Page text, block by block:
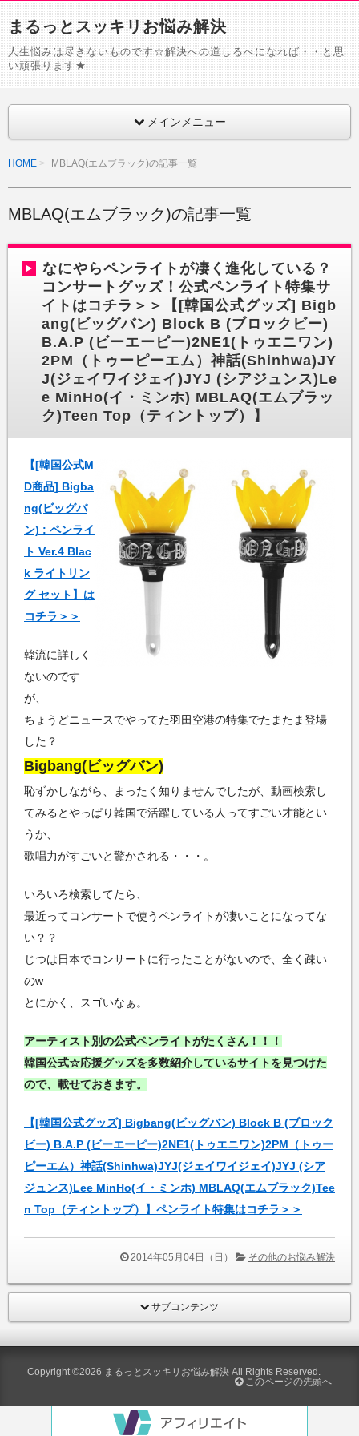
まるっとスッキリお悩み解決
人生悩みは尽きないものです☆解決への道しるべになれば・・と思
い頑張ります★
メインメニュー
HOME MBLAQ(エムブラック)の記事一覧
MBLAQ(エムブラック)の記事一覧
なにやらペンライトが凄く進化している？
コンサートグッズ！公式ペンライト特集サ
イトはコチラ＞＞【[韓国公式グッズ] Bigb
ang(ビッグバン) Block B (ブロックビー)
B.A.P (ビーエーピー)2NE1(トゥエニワン)
2PM（トゥーピーエム）神話(Shinhwa)JY
J(ジェイワイジェイ)JYJ (シアジュンス)Le
e MinHo(イ・ミンホ) MBLAQ(エムブラッ
ク)Teen Top（ティントップ）】
【[韓国公式M
D商品] Bigba
ng(ビッグバ
ン) : ペンライ
ト Ver.4 Blac
k ライトリン
グ セット】は
コチラ＞＞
韓流に詳しく
ないのです
が、
ちょうどニュースでやってた羽田空港の特集でたまたま登場
した？
Bigbang(ビッグバン)
恥ずかしながら、まったく知りませんでしたが、動画検索し
てみるとやっぱり韓国で活躍している人ってすごい才能とい
うか、
歌唱力がすごいと驚かされる・・・。
いろいろ検索してたら、
最近ってコンサートで使うペンライトが凄いことになってな
い？？
じつは日本でコンサートに行ったことがないので、全く疎い
のw
とにかく、スゴいなぁ。
アーティスト別の公式ペンライトがたくさん！！！
韓国公式☆応援グッズを多数紹介しているサイトを見つけた
ので、載せておきます。
【[韓国公式グッズ] Bigbang(ビッグバン) Block B (ブロック
ビー) B.A.P (ビーエーピー)2NE1(トゥエニワン)2PM（トゥー
ピーエム）神話(Shinhwa)JYJ(ジェイワイジェイ)JYJ (シア
ジュンス)Lee MinHo(イ・ミンホ) MBLAQ(エムブラック)Tee
n Top（ティントップ）】ペンライト特集はコチラ＞＞
2014年05月04日（日） その他のお悩み解決
サブコンテンツ
Copyright ©2026 まるっとスッキリお悩み解決 All Rights Reserved.
このページの先頭へ